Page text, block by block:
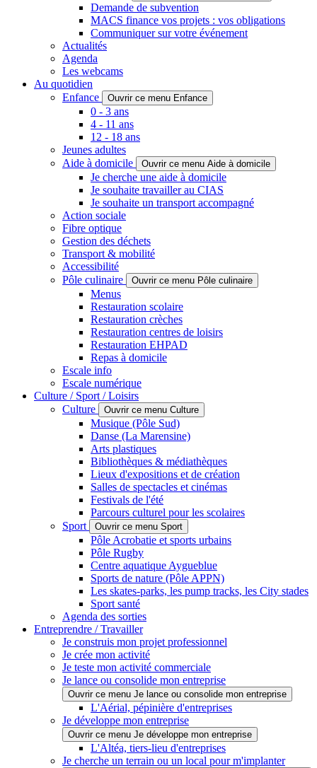
Demande de subvention
MACS finance vos projets : vos obligations
Communiquer sur votre événement
Actualités
Agenda
Les webcams
Au quotidien
Enfance
Ouvrir ce menu Enfance
0 - 3 ans
4 - 11 ans
12 - 18 ans
Jeunes adultes
Aide à domicile
Ouvrir ce menu Aide à domicile
Je cherche une aide à domicile
Je souhaite travailler au CIAS
Je souhaite un transport accompagné
Action sociale
Fibre optique
Gestion des déchets
Transport & mobilité
Accessibilité
Pôle culinaire
Ouvrir ce menu Pôle culinaire
Menus
Restauration scolaire
Restauration crèches
Restauration centres de loisirs
Restauration EHPAD
Repas à domicile
Escale info
Escale numérique
Culture / Sport / Loisirs
Culture
Ouvrir ce menu Culture
Musique (Pôle Sud)
Danse (La Marensine)
Arts plastiques
Bibliothèques & médiathèques
Lieux d'expositions et de création
Salles de spectacles et cinémas
Festivals de l'été
Parcours culturel pour les scolaires
Sport
Ouvrir ce menu Sport
Pôle Acrobatie et sports urbains
Pôle Rugby
Centre aquatique Aygueblue
Sports de nature (Pôle APPN)
Les skates-parks, les pump tracks, les City stades
Sport santé
Agenda des sorties
Entreprendre / Travailler
Je construis mon projet professionnel
Je crée mon activité
Je teste mon activité commerciale
Je lance ou consolide mon entreprise
Ouvrir ce menu Je lance ou consolide mon entreprise
L'Aérial, pépinière d'entreprises
Je développe mon entreprise
Ouvrir ce menu Je développe mon entreprise
L'Altéa, tiers-lieu d'entreprises
Je cherche un terrain ou un local pour m'implanter